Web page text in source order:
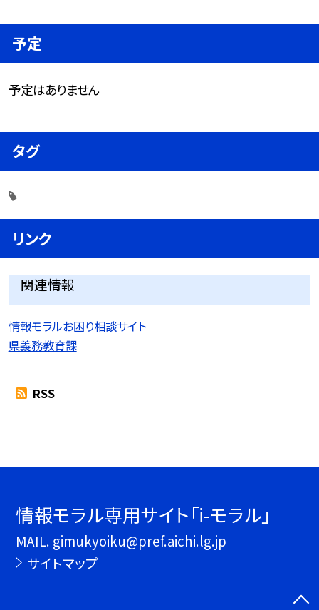
予定
予定はありません
タグ
リンク
関連情報
情報モラルお困り相談サイト
県義務教育課
RSS
情報モラル専用サイト「i-モラル」
MAIL. gimukyoiku@pref.aichi.lg.jp
サイトマップ